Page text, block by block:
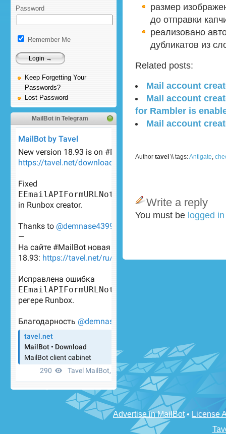
Password
Remember Me
Keep Forgetting Your
Passwords?
Lost Password
MailBot in Telegram
размер
до отправки
реализовано
дубликатов из
Related posts:
Mail account
Mail account
for Rambler is
Mail account
Author tavel \\ tags:Antigate
Write a reply
You must be logged
Advertise in MailBot• License